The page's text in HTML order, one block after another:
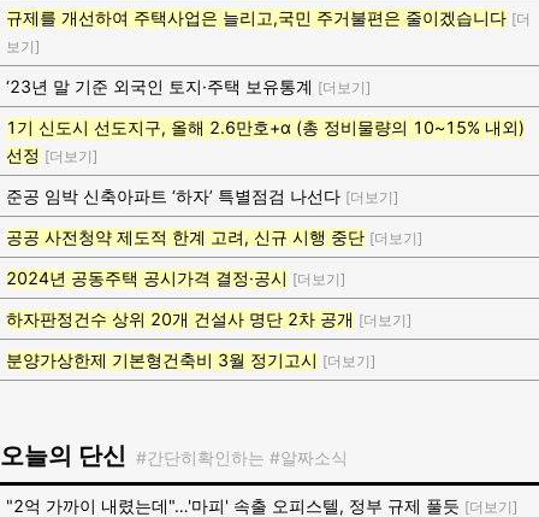
규제를 개선하여 주택사업은 늘리고,국민 주거불편은 줄이겠습니다 [더
보기]
‘23년 말 기준 외국인 토지·주택 보유통계 [더보기]
1기 신도시 선도지구, 올해 2.6만호+α (총 정비물량의 10~15% 내외)
선정 [더보기]
준공 임박 신축아파트 ‘하자’ 특별점검 나선다 [더보기]
공공 사전청약 제도적 한계 고려, 신규 시행 중단 [더보기]
2024년 공동주택 공시가격 결정·공시 [더보기]
하자판정건수 상위 20개 건설사 명단 2차 공개 [더보기]
분양가상한제 기본형건축비 3월 정기고시 [더보기]
오늘의 단신 #간단히확인하는 #알짜소식
"2억 가까이 내렸는데"…'마피' 속출 오피스텔, 정부 규제 풀듯 [더보기]